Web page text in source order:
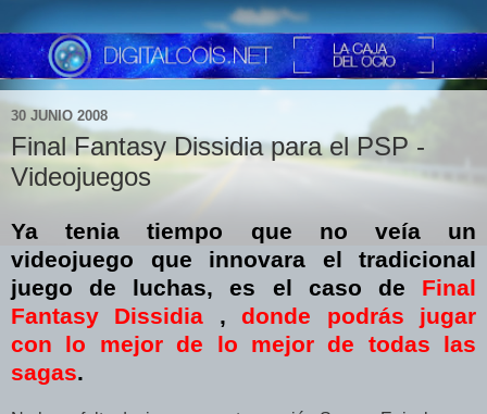
30 JUNIO 2008
Final Fantasy Dissidia para el PSP -
Videojuegos
Ya tenia tiempo que no veía un
videojuego que innovara el tradicional
juego de luchas, es el caso de Final
Fantasy Dissidia ,donde podrás jugar
con lo mejor de lo mejor de todas las
sagas.